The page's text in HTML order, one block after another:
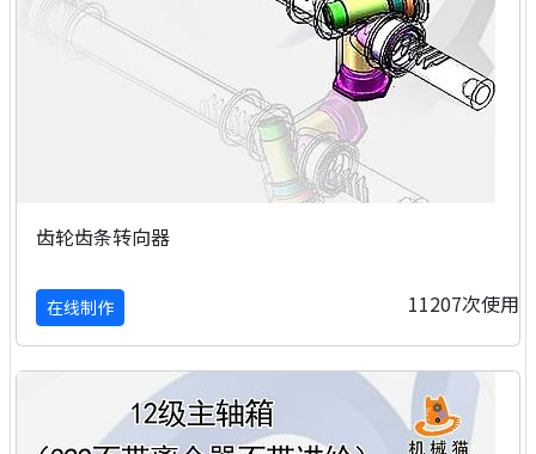
齿轮齿条转向器
在线制作 11207次使用